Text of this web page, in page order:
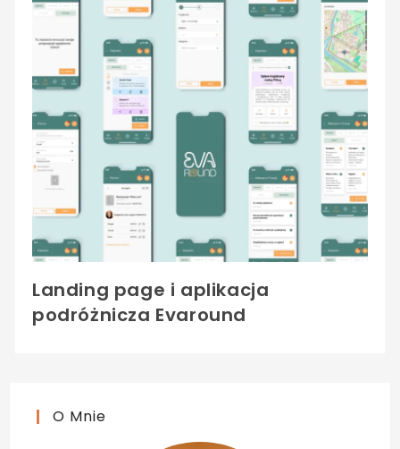
Landing page i aplikacja
podróżnicza Evaround
O Mnie